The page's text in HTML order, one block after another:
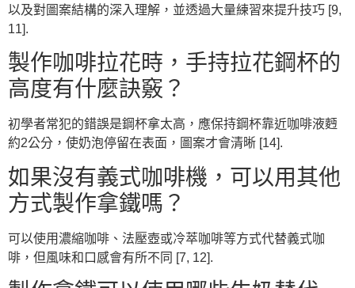
以及對圖案結構的深入理解，並透過大量練習來提升技巧 [9,
11].
製作咖啡拉花時，手持拉花鋼杯的
高度有什麼訣竅？
初學者常犯的錯誤是鋼杯拿太高，應保持鋼杯靠近咖啡液麪
約2公分，使奶泡停留在表面，圖案才會清晰 [14].
如果沒有義式咖啡機，可以用其他
方式製作拿鐵嗎？
可以使用濃縮咖啡、法壓壺或冷萃咖啡等方式代替義式咖
啡，但風味和口感會有所不同 [7, 12].